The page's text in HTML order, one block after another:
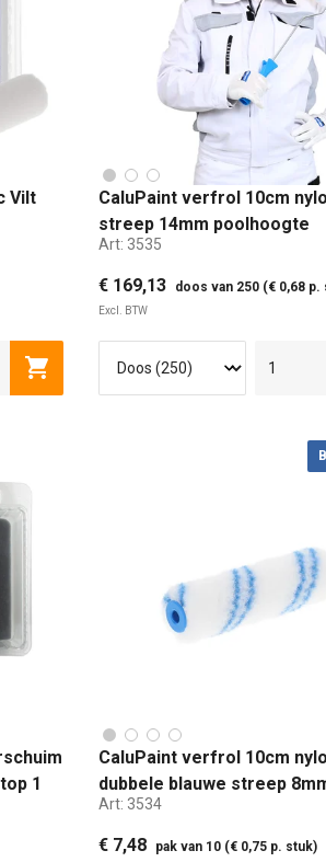
Vilt
Toevoegen aan winkelwagen
CaluPaint verfrol 10cm
streep 14mm poolhoogte
Art: 3535
€ 169,13 doos van 250 (€ 0,68 p.
Excl. BTW
5 CM 10 CM
1
CaluPaint verfrol 10cm
dubbele blauwe streep
poolhoogte
Art: 3534
€ 7,48 pak van 10 (€ 0,75 p. stuk)